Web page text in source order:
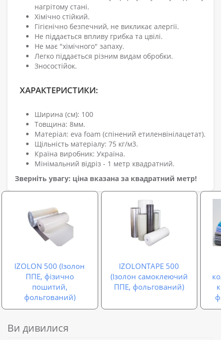
нагрітому стані.
Хімічно стійкий.
Гігієнічно безпечний, не викликає алергії.
Не піддається впливу грибка та цвілі.
Не має "хімічного" запаху.
Легко піддається різним видам обробки.
Зносостійок.
ХАРАКТЕРИСТИКИ:
Ширина (см): 100
Товщина: 8мм.
Матеріал: eva foam (спінений етиленвінілацетат).
Щільність матеріалу: 75 кг/м3.
Країна виробник: Україна.
Мінімальний відріз - 1 метр квадратний.
Зверніть увагу: ціна вказана за квадратний метр!
IZOLON 500 (Ізолон
ППЕ, фізично
пошитий,
фольгований)
IZOLONTAPE 500
(Ізолон самоклеючий
ППЕ, фольгований)
Ви дивилися